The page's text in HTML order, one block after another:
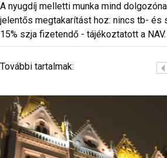
A nyugdíj melletti munka mind
jelentős megtakarítást hoz: nincs tb- és
15% szja fizetendő - tájékoztatott a NAV.
További tartalmak: